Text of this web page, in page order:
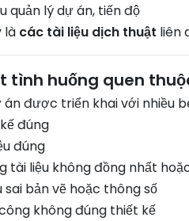
quản lý dự án, tiến độ
là các tài liệu dịch thuật liên
tình huống quen
án được triển khai với nhiều
đúng
đúng
tài liệu không đồng nhất
sai bản vẽ hoặc thông số
không đúng thiết kế